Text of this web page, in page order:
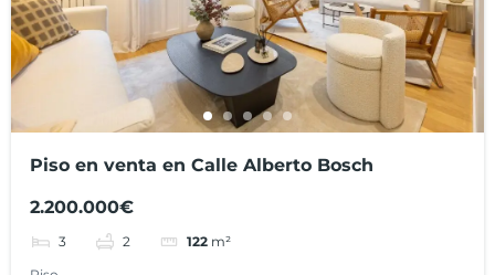
Piso en venta en Calle Alberto Bosch
2.200.000€
3 2 122 m²